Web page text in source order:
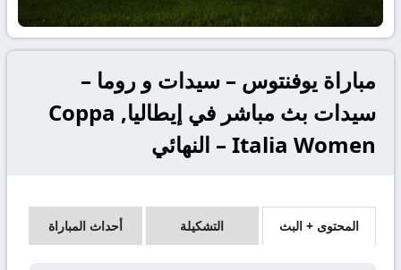
مباراة يوفنتوس – سيدات و روما –
سيدات بث مباشر في إيطاليا, Coppa
Italia Women – النهائي
المحتوى + البث التشكيلة أحداث المباراة